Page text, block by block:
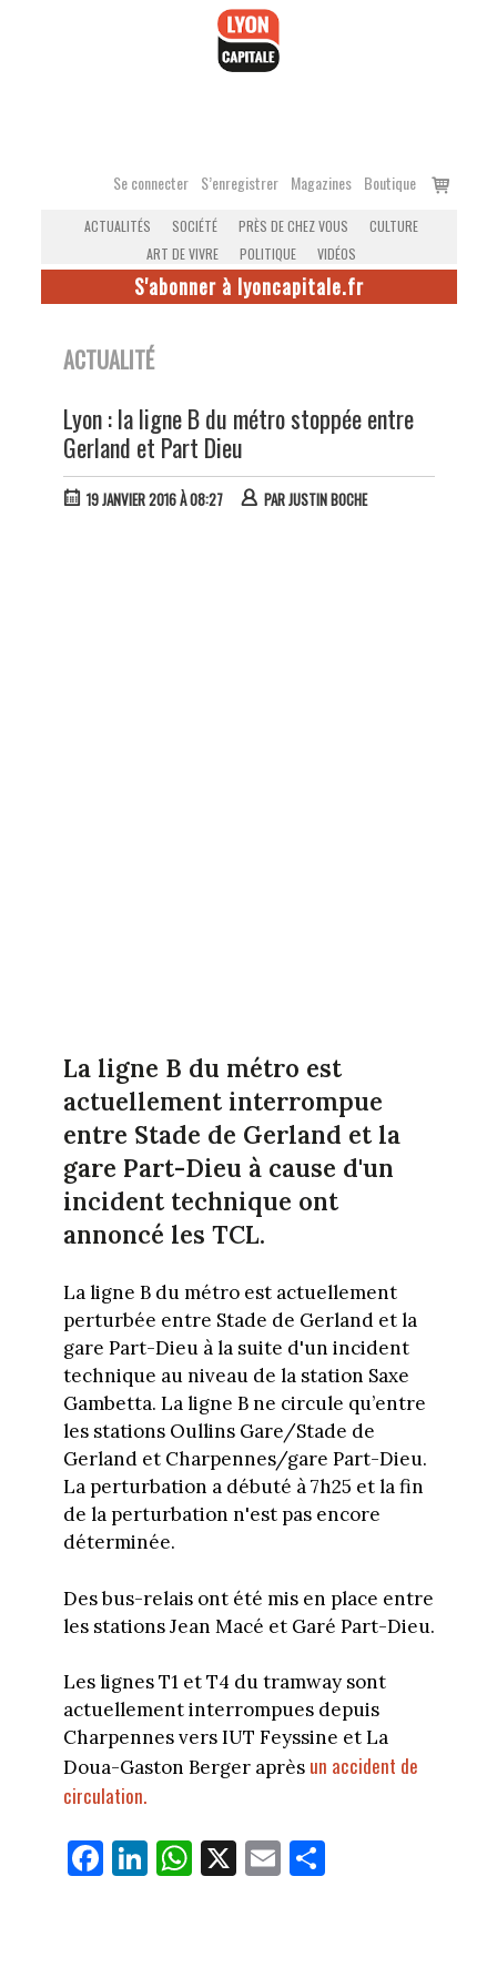
Se connecter S’enregistrer Magazines Boutique
Voir
ACTUALITÉS SOCIÉTÉ PRÈS DE CHEZ VOUS
CULTURE
ART DE VIVRE
POLITIQUE VIDÉOS
S'abonner à lyoncapitale.fr
ACTUALITÉ
Lyon : la ligne B du métro stoppée entre
Gerland et Part Dieu
19 JANVIER 2016 À 08:27 PARJUSTIN BOCHE
La ligne B du métro est
actuellement interrompue
entre Stade de Gerland et la
gare Part-Dieu à cause d'un
incident technique ont
annoncé les TCL.
La ligne B du métro est actuellement
perturbée entre Stade de Gerland et la
gare Part-Dieu à la suite d'un incident
technique au niveau de la station Saxe
Gambetta. La ligne B ne circule qu’entre
les stations Oullins Gare/Stade de
Gerland et Charpennes/gare Part-Dieu.
La perturbation a débuté à 7h25 et la fin
de la perturbation n'est pas encore
déterminée.
Des bus-relais ont été mis en place entre
les stations Jean Macé et Garé Part-Dieu.
Les lignes T1 et T4 du tramway sont
actuellement interrompues depuis
Charpennes vers IUT Feyssine et La
Doua-Gaston Berger après un accident de
circulation.
Fa
ce
Li
nk
W
ha
X E
m
Pa